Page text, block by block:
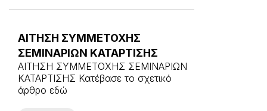
ΑΙΤΗΣΗ ΣΥΜΜΕΤΟΧΗΣ
ΣΕΜΙΝΑΡΙΩΝ ΚΑΤΑΡΤΙΣΗΣ
ΑΙΤΗΣΗ ΣΥΜΜΕΤΟΧΗΣ ΣΕΜΙΝΑΡΙΩΝ
ΚΑΤΑΡΤΙΣΗΣ Κατέβασε το σχετικό
άρθρο εδώ